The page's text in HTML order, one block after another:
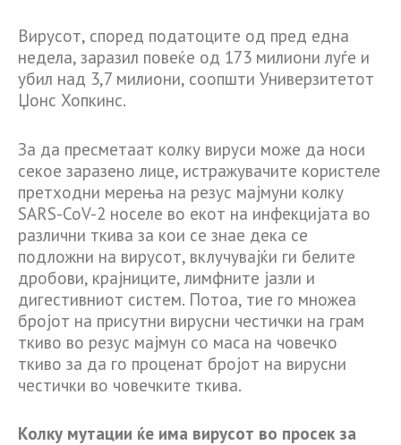
Вирусот, според податоците од пред една
недела, заразил повеќе од 173 милиони луѓе и
убил над 3,7 милиони, соопшти Универзитетот
Џонс Хопкинс.
За да пресметаат колку вируси може да носи
секое заразено лице, истражувачите користеле
претходни мерења на резус мајмуни колку
SARS-CoV-2 носеле во екот на инфекцијата во
различни ткива за кои се знае дека се
подложни на вирусот, вклучувајќи ги белите
дробови, крајниците, лимфните јазли и
дигестивниот систем. Потоа, тие го множеа
бројот на присутни вирусни честички на грам
ткиво во резус мајмун со маса на човечко
ткиво за да го проценат бројот на вирусни
честички во човечките ткива.
Колку мутации ќе има вирусот во просек за